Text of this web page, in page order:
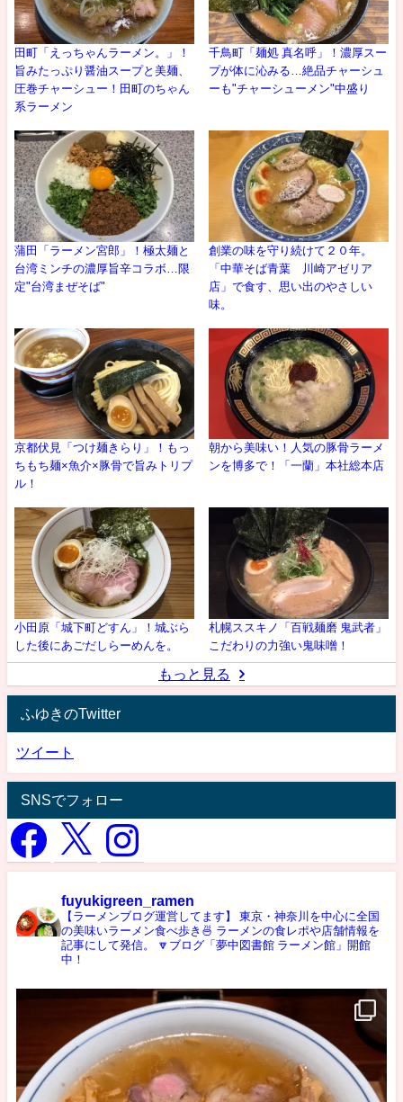
田町「えっちゃんラーメン。」！
旨みたっぷり醤油スープと美麺、
圧巻チャーシュー！田町のちゃん
系ラーメン
千鳥町「麺処 真名呼」！濃厚スー
プが体に沁みる…絶品チャーシュ
ーも"チャーシューメン"中盛り
蒲田「ラーメン宮郎」！極太麺と
台湾ミンチの濃厚旨辛コラボ…限
定"台湾まぜそば"
創業の味を守り続けて２０年。
「中華そば青葉 川崎アゼリア
店」で食す、思い出のやさしい
味。
京都伏見「つけ麺きらり」！もっ
ちもち麺×魚介×豚骨で旨みトリプ
ル！
朝から美味い！人気の豚骨ラーメ
ンを博多で！「一蘭」本社総本店
小田原「城下町どすん」！城ぶら
した後にあごだしらーめんを。
札幌ススキノ「百戦麺磨 鬼武者」
こだわりの力強い鬼味噌！
もっと見る
ふゆきのTwitter
ツイート
SNSでフォロー
fuyukigreen_ramen
【ラーメンブログ運営してます】
東京・神奈川を中心に全国
の美味いラーメン食べ歩き🍜 ラーメンの食レポや店舗情報を
記事にして発信。
🔽ブログ「夢中図書館 ラーメン館」開館
中！